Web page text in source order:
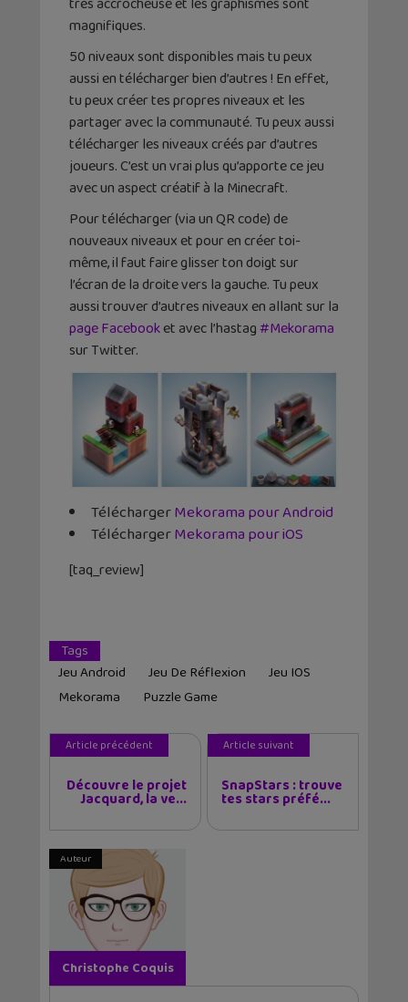
magnifiques.
50 niveaux sont disponibles mais tu peux
aussi en télécharger bien d’autres ! En effet,
tu peux créer tes propres niveaux et les
partager avec la communauté. Tu peux aussi
télécharger les niveaux créés par d’autres
joueurs. C’est un vrai plus qu’apporte ce jeu
avec un aspect créatif à la Minecraft.
Pour télécharger (via un QR code) de
nouveaux niveaux et pour en créer toi-
même, il faut faire glisser ton doigt sur
l’écran de la droite vers la gauche. Tu peux
aussi trouver d’autres niveaux en allant sur la
page Facebooket avec l’hastag#Mekorama
sur Twitter.
TéléchargerMekorama pour Android
TéléchargerMekorama pour iOS
[taq_review]
Tags
Jeu Android
Jeu De Réflexion
Jeu IOS
Mekorama
Puzzle Game
Article précédent
Découvre le projet
Jacquard, la ve...
Article suivant
SnapStars : trouve
tes stars préfé...
Auteur
Christophe Coquis